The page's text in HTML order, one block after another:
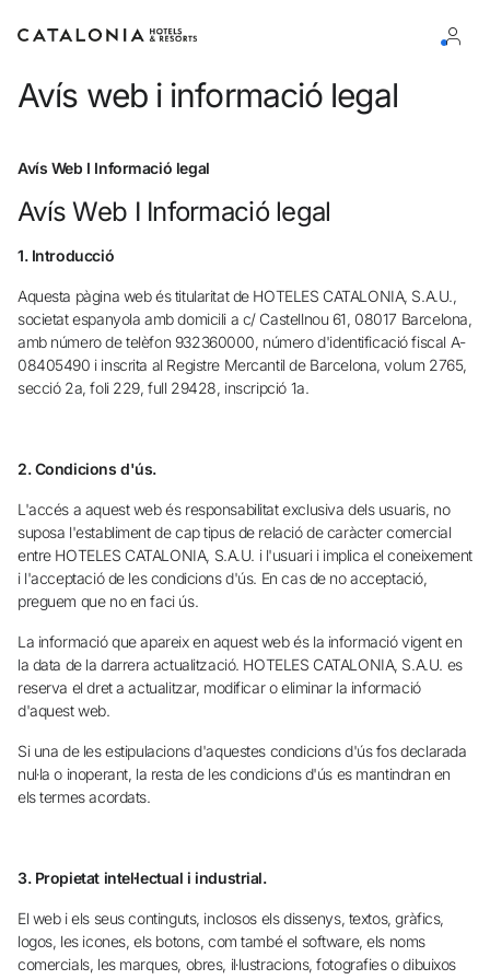
Inicia sessió al teu compte
Iniciar sessió
o utilitza una d'aquestes opcions
Entra amb Google
No t'has registrat encara ?
Crear-ne un compte
Gaudeix els beneficis de formar part de
Millor preu garantit
Cancel·lació gratuïta
Upgrade gratuït
Avís web i informació legal
Avís Web I Informació legal
Avís Web I Informació legal
1. Introducció
Aquesta pàgina web és titularitat de HOTELES CATALONIA, S.A.U.,
societat espanyola amb domicili a c/ Castellnou 61, 08017 Barcelona,
amb número de telèfon 932360000, número d'identificació fiscal A-
08405490 i inscrita al Registre Mercantil de Barcelona, volum 2765,
secció 2a, foli 229, full 29428, inscripció 1a.
2. Condicions d'ús.
L'accés a aquest web és responsabilitat exclusiva dels usuaris, no
suposa l'establiment de cap tipus de relació de caràcter comercial
entre HOTELES CATALONIA, S.A.U. i l'usuari i implica el coneixement
i l'acceptació de les condicions d'ús. En cas de no acceptació,
preguem que no en faci ús.
La informació que apareix en aquest web és la informació vigent en
la data de la darrera actualització. HOTELES CATALONIA, S.A.U. es
reserva el dret a actualitzar, modificar o eliminar la informació
d'aquest web.
Si una de les estipulacions d'aquestes condicions d'ús fos declarada
nul·la o inoperant, la resta de les condicions d'ús es mantindran en
els termes acordats.
3. Propietat intel·lectual i industrial.
El web i els seus continguts, inclosos els dissenys, textos, gràfics,
logos, les icones, els botons, com també el software, els noms
comercials, les marques, obres, il·lustracions, fotografies o dibuixos